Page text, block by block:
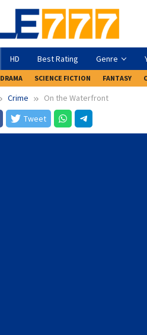
HD Best Rating Genre
DRAMA SCIENCE FICTION FANTASY
Crime
On the Waterfront
Tweet